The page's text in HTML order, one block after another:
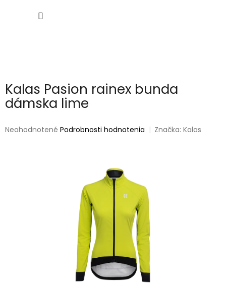
Kalas Pasion rainex bunda
dámska lime
Priemerné
Neohodnotené Podrobnosti hodnotenia Značka:Kalas